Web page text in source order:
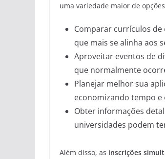
uma variedade maior de
Comparar currículos
que mais se alinha aos
Aproveitar eventos de
que normalmente
Planejar melhor sua
economizando tempo e
Obter informações
universidades podem
Além disso, as inscrições